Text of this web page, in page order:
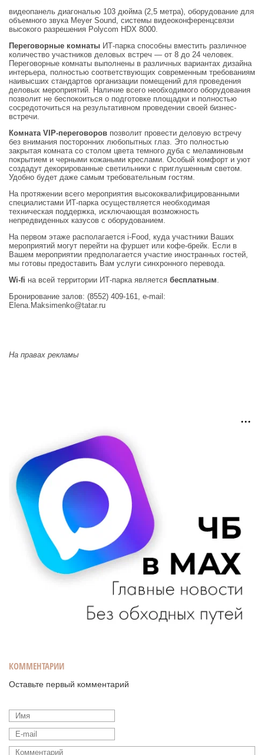
видеопанель диагональю 103 дюйма (2,5 метра), оборудование для
объемного звука Meyer Sound, системы видеоконференцсвязи
высокого разрешения Polycom HDX 8000.
Переговорные комнаты ИТ-парка способны вместить различное
количество участников деловых встреч — от 8 до 24 человек.
Переговорные комнаты выполнены в различных вариантах дизайна
интерьера, полностью соответствующих современным требованиям
наивысших стандартов организации помещений для проведения
деловых мероприятий. Наличие всего необходимого оборудования
позволит не беспокоиться о подготовке площадки и полностью
сосредоточиться на результативном проведении своей бизнес-
встречи.
Комната VIP-переговоров позволит провести деловую встречу
без внимания посторонних любопытных глаз. Это полностью
закрытая комната со столом цвета темного дуба с меламиновым
покрытием и черными кожаными креслами. Особый комфорт и уют
создадут декорированные светильники с приглушенным светом.
Удобно будет даже самым требовательным гостям.
На протяжении всего мероприятия высококвалифицированными
специалистами ИТ-парка осуществляется необходимая
техническая поддержка, исключающая возможность
непредвиденных казусов с оборудованием.
На первом этаже располагается i-Food, куда участники Ваших
мероприятий могут перейти на фуршет или кофе-брейк. Если в
Вашем мероприятии предполагается участие иностранных гостей,
мы готовы предоставить Вам услуги синхронного перевода.
Wi-fi на всей территории ИТ-парка является бесплатным
Бронирование залов: (8552) 409-161, e-mail:
Elena.Maksimenko@tatar.ru
На правах рекламы
КОММЕНТАРИИ
Оставьте первый комментарий